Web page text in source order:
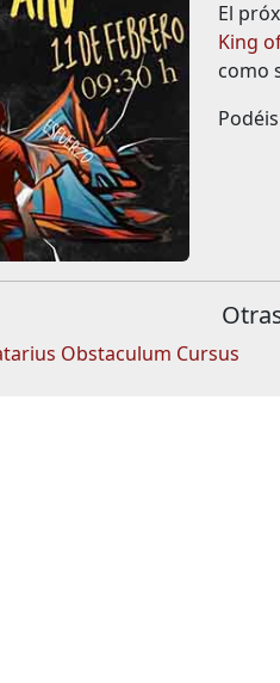
El
King
como
Obstaculum Cursus